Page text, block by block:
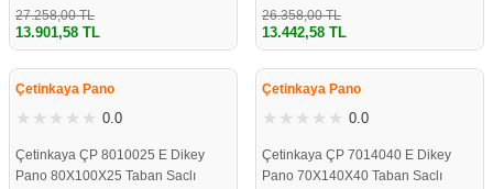
27.258,00 TL
13.901,58 TL
26.358,00 TL
13.442,58 TL
%49
Çetinkaya Pano
0.0
Çetinkaya ÇP 8010025 E Dikey
Pano 80X100X25 Taban Saclı
%49
Çetinkaya Pano
0.0
Çetinkaya ÇP 7014040 E Dikey
Pano 70X140X40 Taban Saclı